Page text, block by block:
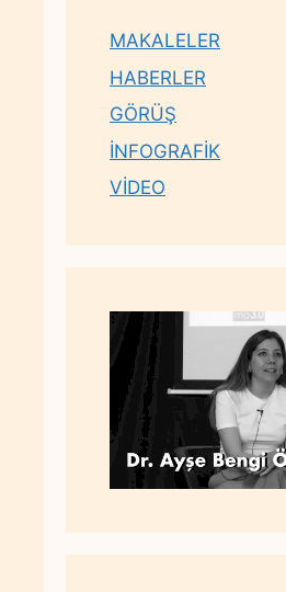
MAKALELER
HABERLER
GÖRÜŞ
İNFOGRAFİK
VİDEO